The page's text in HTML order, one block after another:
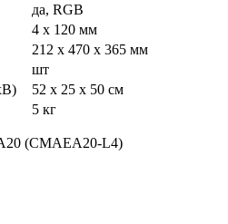
да, RGB
4 x 120 мм
212 x 470 x 365 мм
шт
52 x 25 x 50 см
5 кг
(CMAEA20-L4)